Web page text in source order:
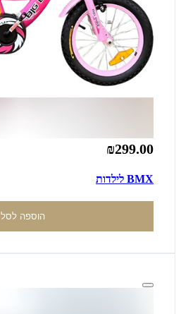
₪299.00
BMX לילדות
הוספה לסל